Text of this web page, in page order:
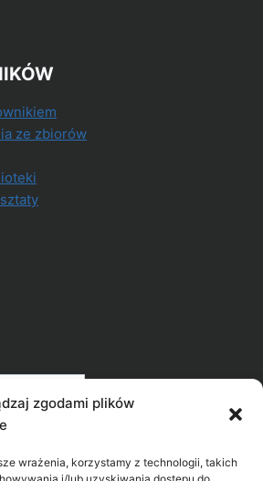
zgodami plików
wrażenia, korzystamy z technologii, takich
ze zbiorów